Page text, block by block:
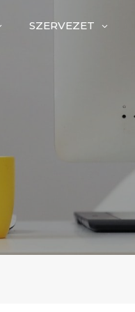
SZERVEZET